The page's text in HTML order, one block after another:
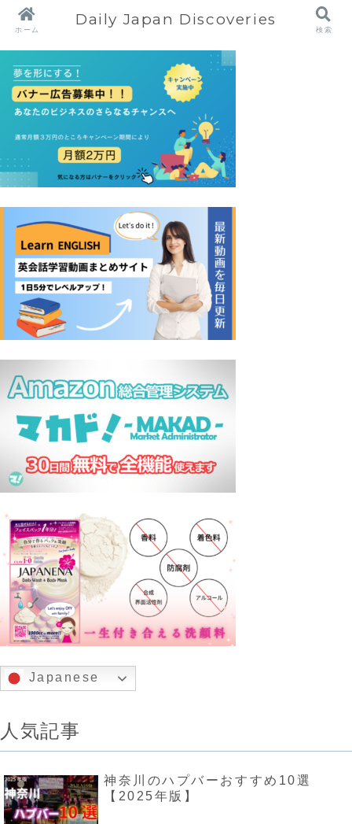
Japanese
人気記事
神奈川のハプバーおすすめ10選
【2025年版】
ホーム
Daily Japan Discoveries
検索